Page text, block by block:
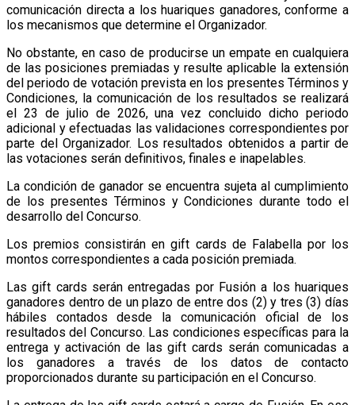
comunicación directa a los huariques ganadores, conforme a
los mecanismos que determine el Organizador.
No obstante, en caso de producirse un empate en cualquiera
de las posiciones premiadas y resulte aplicable la extensión
del periodo de votación prevista en los presentes Términos y
Condiciones, la comunicación de los resultados se realizará
el 23 de julio de 2026, una vez concluido dicho periodo
adicional y efectuadas las validaciones correspondientes por
parte del Organizador. Los resultados obtenidos a partir de
las votaciones serán definitivos, finales e inapelables.
La condición de ganador se encuentra sujeta al cumplimiento
de los presentes Términos y Condiciones durante todo el
desarrollo del Concurso.
Los premios consistirán en gift cards de Falabella por los
montos correspondientes a cada posición premiada.
Las gift cards serán entregadas por Fusión a los huariques
ganadores dentro de un plazo de entre dos (2) y tres (3) días
hábiles contados desde la comunicación oficial de los
resultados del Concurso. Las condiciones específicas para la
entrega y activación de las gift cards serán comunicadas a
los ganadores a través de los datos de contacto
proporcionados durante su participación en el Concurso.